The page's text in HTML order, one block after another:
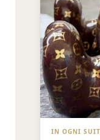
IN OGNI